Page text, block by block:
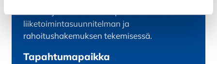
liiketoimintasuunnitelman ja
rahoitushakemuksen tekemisessä.
Tapahtumapaikka